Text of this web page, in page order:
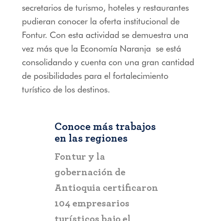
secretarios de turismo, hoteles y restaurantes
pudieran conocer la oferta institucional de
Fontur. Con esta actividad se demuestra una
vez más que la Economía Naranja se está
consolidando y cuenta con una gran cantidad
de posibilidades para el fortalecimiento
turístico de los destinos.
Conoce más trabajos
en las regiones
RIOHACHA,
Fontur aliado
estratégico en la
promoción de Riohacha